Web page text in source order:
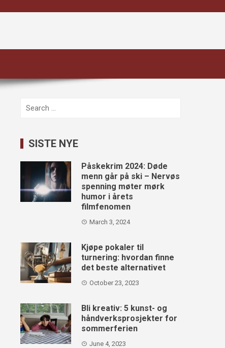
Search
SISTE NYE
Påskekrim 2024: Døde
menn går på ski – Nervøs
spenning møter mørk
humor i årets
filmfenomen
March 3, 2024
Kjøpe pokaler til
turnering: hvordan finne
det beste alternativet
October 23, 2023
Bli kreativ: 5 kunst- og
håndverksprosjekter for
sommerferien
June 4, 2023